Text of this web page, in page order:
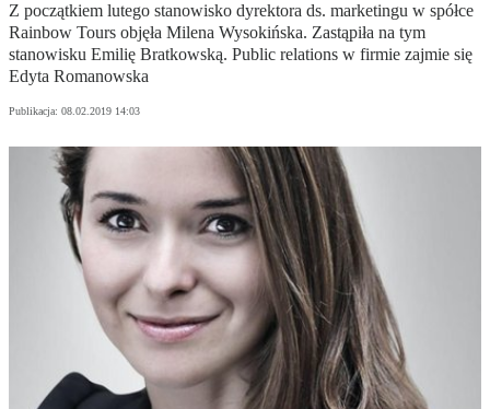
Z początkiem lutego stanowisko dyrektora ds. marketingu w spółce
Rainbow Tours objęła Milena Wysokińska. Zastąpiła na tym
stanowisku Emilię Bratkowską. Public relations w firmie zajmie się
Edyta Romanowska
Publikacja: 08.02.2019 14:03